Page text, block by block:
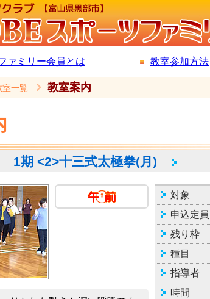
ァミリー会員とは 教室参加方法
室一覧 教室案内
1期 <2>十三式太極拳(月)
対象
申込定員
残り枠
種目
指導者
時間